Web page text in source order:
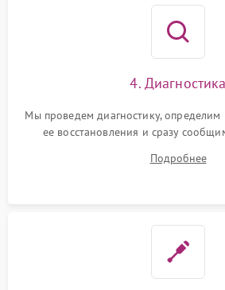
4. Диагностика
Мы проведем диагностику, определим
ее восстановления и сразу
Подробнее